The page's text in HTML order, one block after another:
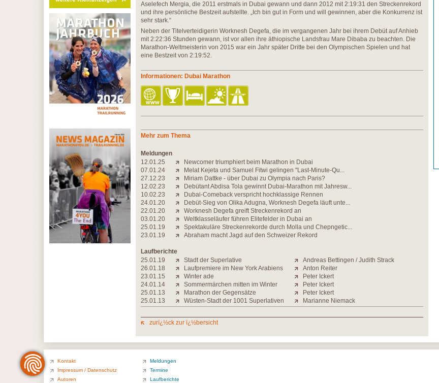
Aselefech Mergia, die 2011 erstmals in Dubai gewann und dann 2012 mit 2:19:31 den Streckenrekord
und ihre persönliche Bestzeit aufstellte. „Ich bin gut in Form und will gewinnen, aber die Konkurrenz ist
sehr stark.“
Neben der Titelverteidigerin Worknesh Degefa, die im vergangenen Jahr bei ihrem Debüt auf Anhieb
mit 2:22:36 Stunden gewann, ist vor allen ihre äthiopische Landsfrau Mare Dibaba zu beachten. Die
Marathon-Weltmeisterin von 2015 war ein Jahr später Dritte bei den Olympischen Spielen und hat
eine Bestzeit von 2:19:52.
Informationen: Dubai Marathon
Mehr zum Thema
Meldungen
12.01.25
Newcomer triumphiert beim Marathon in Dubai
07.01.24
Melat Kejeta und Samuel Fitwi gelingen ''Last-Minute-Qu...
27.12.23
Miriam Dattke - über Dubai zu Olympia nach Paris?
12.02.23
Debütant Abdisa Tola gewinnt Dubai-Marathon mit Jahresw...
10.02.23
Dubai-Comeback verspricht hochklassige Rennen
24.01.20
Debüt-Sieg von Olika Adugna, Worknesh Degefa läuft unte...
22.01.20
Worknesh Degefa greift Streckenrekord an
03.01.20
Weltklasseläufer führen Elitefelder in Dubai an
25.01.19
Spektakuläre Streckenrekorde durch Molla und Chepngetic...
23.01.19
Abraham macht Jagd auf den Schweizer Rekord
Laufberichte
25.01.19
Stadt der Superlative
Andreas Bettingen / Judith Strack
26.01.18
Laufpremiere im New York Arabiens
Anton Reiter
23.01.15
Winter ade
Peter Ickert
24.01.14
Sommermärchen mitten im Winter
Peter Ickert
25.01.13
Marathon der Gegensätze
Peter Ickert
25.01.13
Wüsten-Stadt der 1001 Superlativen Marianne Niemack
zurï¿½ck zur ï¿½bersicht
Kontakt
Impressum / Datenschutz
Autoren
Meldungen
Termine
Laufberichte